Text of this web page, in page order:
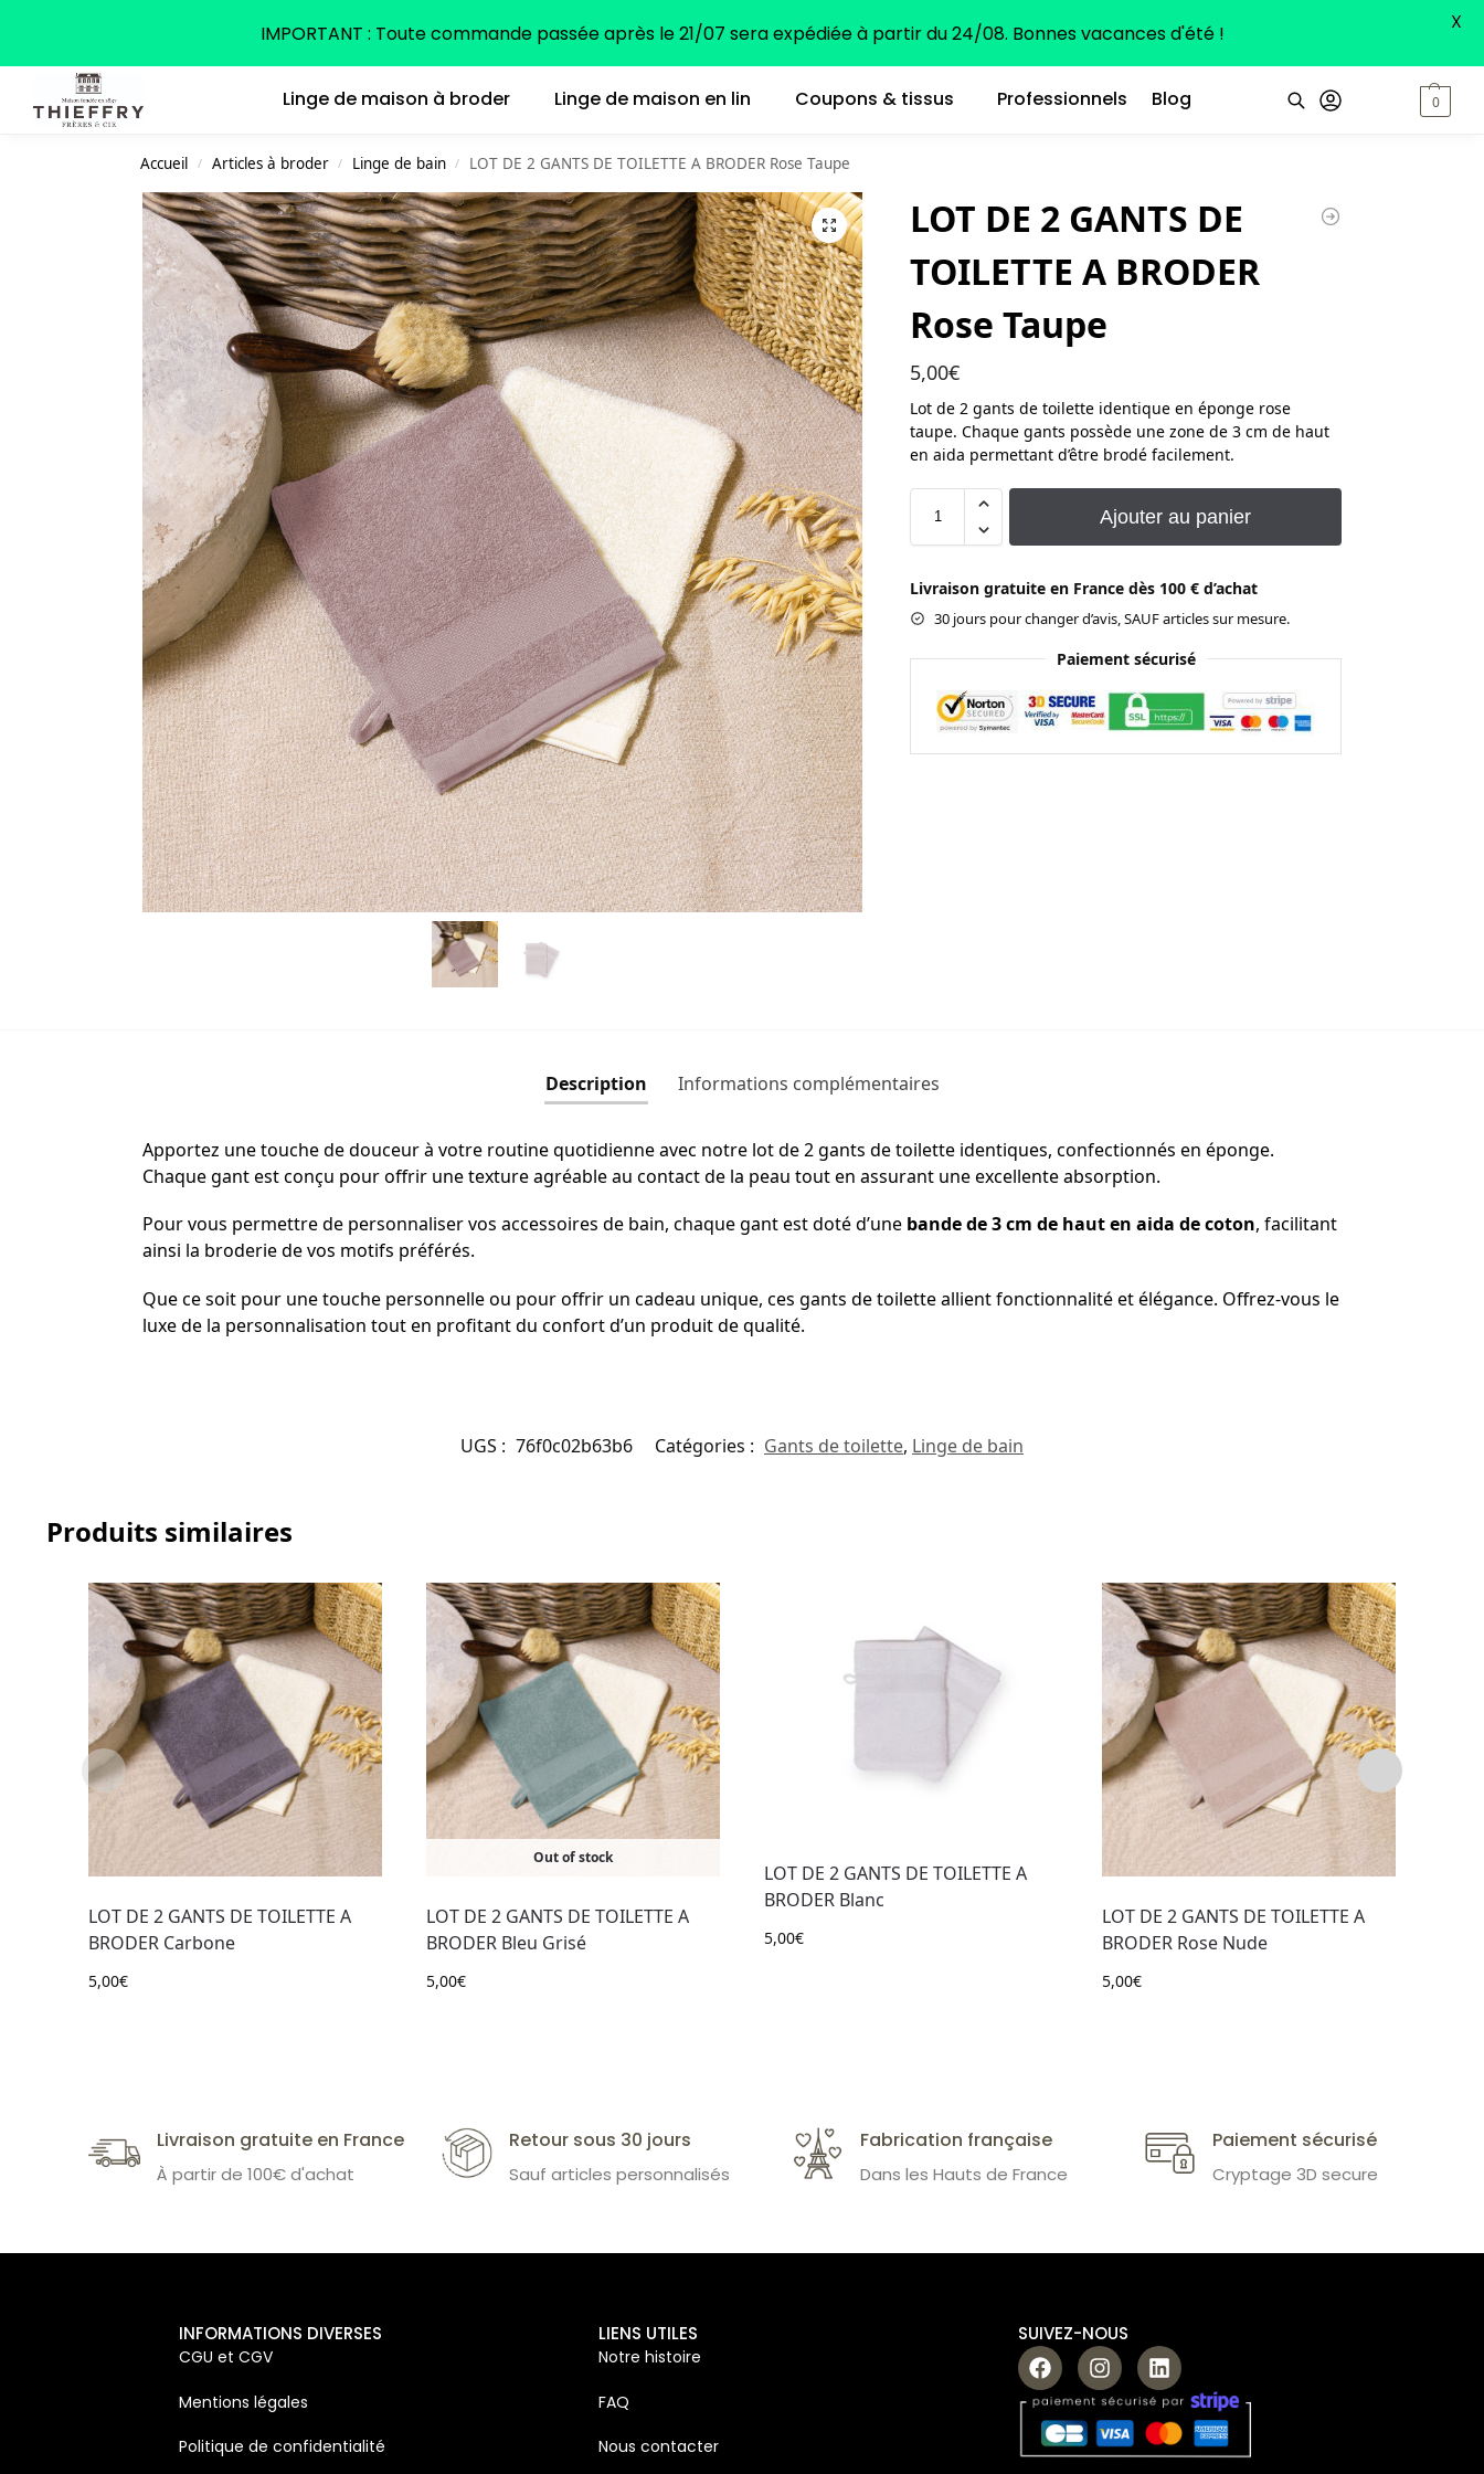
Linge de maison à broder Linge de maison en lin Coupons & tissus Professionnels Blog 0
Accueil / Articles à broder / Linge de bain / LOT DE 2 GANTS DE TOILETTE A BRODER Rose Taupe
LOT DE 2 GANTS DE
TOILETTE A BRODER
Rose Taupe
5,00€
Lot de 2 gants de toilette identique en éponge rose
taupe. Chaque gants possède une zone de 3 cm de haut
en aida permettant d’être brodé facilement.
Ajouter au panier
Livraison gratuite en France dès 100 € d’achat
30 jours pour changer d’avis, SAUF articles sur mesure.
Paiement sécurisé
Description Informations complémentaires
Apportez une touche de douceur à votre routine quotidienne avec notre lot de 2 gants de toilette identiques, confectionnés en éponge.
Chaque gant est conçu pour offrir une texture agréable au contact de la peau tout en assurant une excellente absorption.
Pour vous permettre de personnaliser vos accessoires de bain, chaque gant est doté d’une bande de 3 cm de haut en aida de coton, facilitant
ainsi la broderie de vos motifs préférés.
Que ce soit pour une touche personnelle ou pour offrir un cadeau unique, ces gants de toilette allient fonctionnalité et élégance. Offrez-vous le
luxe de la personnalisation tout en profitant du confort d’un produit de qualité.
UGS : 76f0c02b63b6 Catégories : Gants de toilette, Linge de bain
Produits similaires
LOT DE 2 GANTS DE TOILETTE A
BRODER Carbone
5,00€
Out of stock
LOT DE 2 GANTS DE TOILETTE A
BRODER Bleu Grisé
5,00€
LOT DE 2 GANTS DE TOILETTE A
BRODER Blanc
5,00€
LOT DE 2 GANTS DE TOILETTE A
BRODER Rose Nude
5,00€
Livraison gratuite en France
À partir de 100€ d'achat
Retour sous 30 jours
Sauf articles personnalisés
Fabrication française
Dans les Hauts de France
Paiement sécurisé
Cryptage 3D secure
INFORMATIONS DIVERSES
CGU et CGV
Mentions légales
Politique de confidentialité
LIENS UTILES
Notre histoire
FAQ
Nous contacter
SUIVEZ-NOUS
IMPORTANT : Toute commande passée après le 21/07 sera expédiée à partir du 24/08. Bonnes vacances d'été ! X